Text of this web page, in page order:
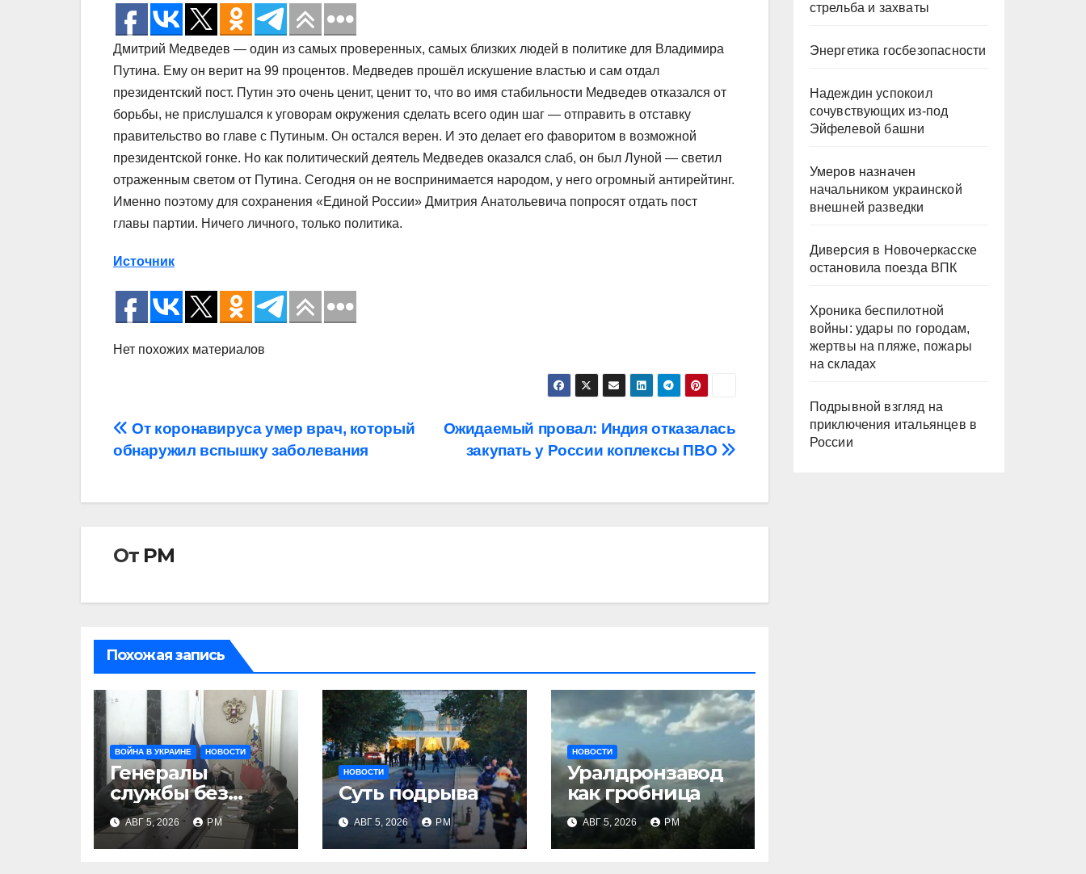
Дмитрий Медведев — один из самых проверенных, самых близких людей в политике для Владимира
Путина. Ему он верит на 99 процентов. Медведев прошёл искушение властью и сам отдал
президентский пост. Путин это очень ценит, ценит то, что во имя стабильности Медведев отказался от
борьбы, не прислушался к уговорам окружения сделать всего один шаг — отправить в отставку
правительство во главе с Путиным. Он остался верен. И это делает его фаворитом в возможной
президентской гонке. Но как политический деятель Медведев оказался слаб, он был Луной — светил
отраженным светом от Путина. Сегодня он не воспринимается народом, у него огромный антирейтинг.
Именно поэтому для сохранения «Единой России» Дмитрия Анатольевича попросят отдать пост
главы партии. Ничего личного, только политика.
Источник
Нет похожих материалов
Навигация
записям
Ожидаемый провал: Индия отказалась
закупать у России коплексы ПВО
От коронавируса умер врач, который
обнаружил вспышку заболевания
От РМ
Похожая запись
ВОЙНА В УКРАИНЕ НОВОСТИ
Генералы
службы без
тыла
АВГ 5, 2026 РМ
НОВОСТИ
Суть подрыва
АВГ 5, 2026 РМ
НОВОСТИ
Уралдронзавод
как гробница
АВГ 5, 2026 РМ
стрельба и захваты
Энергетика госбезопасности
Надеждин успокоил
сочувствующих из-под
Эйфелевой башни
Умеров назначен
начальником украинской
внешней разведки
Диверсия в Новочеркасске
остановила поезда ВПК
Хроника беспилотной
войны: удары по городам,
жертвы на пляже, пожары
на складах
Подрывной взгляд на
приключения итальянцев в
России